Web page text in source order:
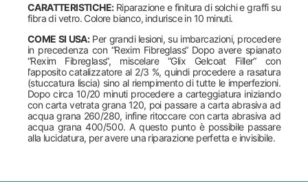
CARATTERISTICHE:Riparazione e finitura di solchi e graffi su
fibra di vetro. Colore bianco, indurisce in 10 minuti.
COME SI USA:Per grandi lesioni, su imbarcazioni, procedere
in precedenza con “Rexim Fibreglass“ Dopo avere spianato
“Rexim Fibreglass“, miscelare “Glix Gelcoat Filler“ con
l’apposito catalizzatore al 2/3 %, quindi procedere a rasatura
(stuccatura liscia) sino al riempimento di tutte le imperfezioni.
Dopo circa 10/20 minuti procedere a carteggiatura iniziando
con carta vetrata grana 120, poi passare a carta abrasiva ad
acqua grana 260/280, infine ritoccare con carta abrasiva ad
acqua grana 400/500. A questo punto è possibile passare
alla lucidatura, per avere una riparazione perfetta e invisibile.